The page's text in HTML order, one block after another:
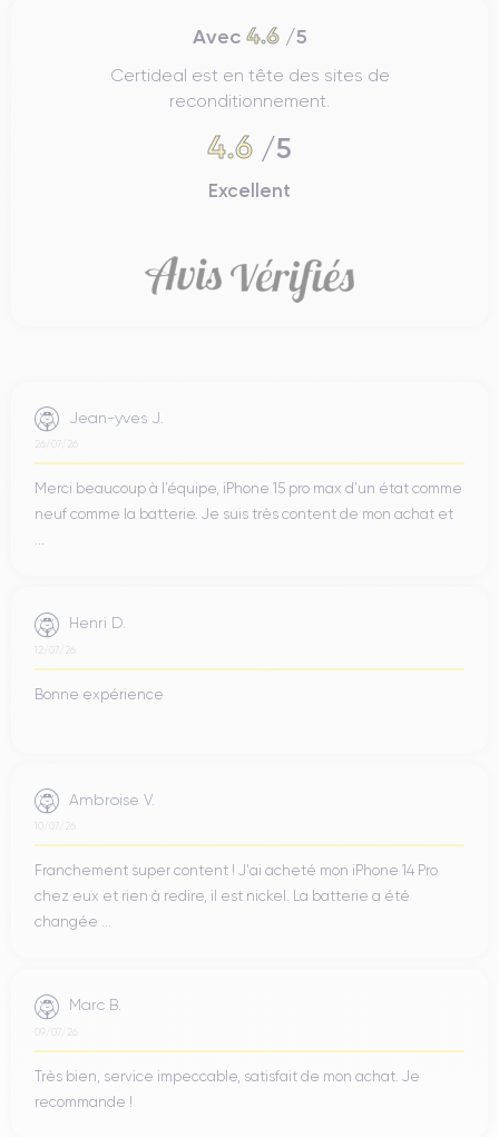
Avec 4.6/5
Certideal est en tête des sites de
reconditionnement.
4.6 /5
Excellent
Jean-yves J.
26/07/26
Merci beaucoup à l’équipe, iPhone 15 pro max d’un état comme
neuf comme la batterie. Je suis très content de mon achat et
...
Henri D.
12/07/26
Bonne expérience
Ambroise V.
10/07/26
Franchement super content ! J'ai acheté mon iPhone 14 Pro
chez eux et rien à redire, il est nickel. La batterie a été
changée ...
Marc B.
09/07/26
Très bien, service impeccable, satisfait de mon achat. Je
recommande !